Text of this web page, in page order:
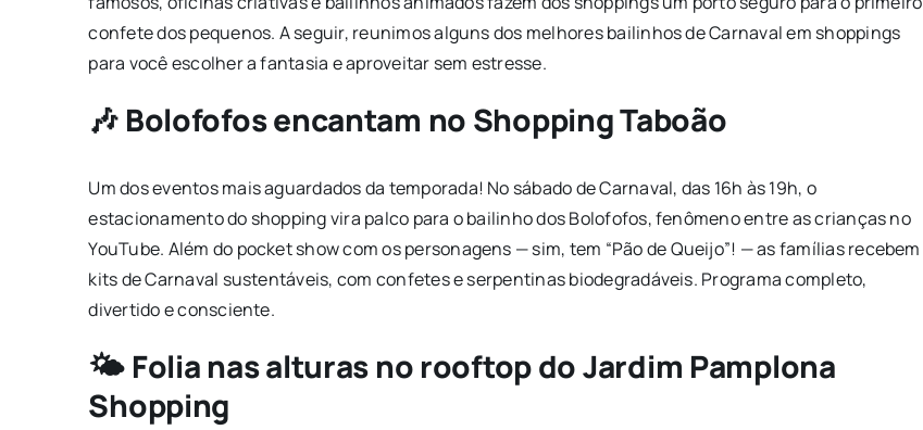
confete dos pequenos. A seguir, reunimos alguns dos melhores bailinhos de Carnaval em shoppings
para você escolher a fantasia e aproveitar sem estresse.
🎶 Bolofofos encantam no Shopping Taboão
Um dos eventos mais aguardados da temporada! No sábado de Carnaval, das 16h às 19h, o
estacionamento do shopping vira palco para o bailinho dos Bolofofos, fenômeno entre as crianças no
YouTube. Além do pocket show com os personagens — sim, tem “Pão de Queijo”! — as famílias recebem
kits de Carnaval sustentáveis, com confetes e serpentinas biodegradáveis. Programa completo,
divertido e consciente.
🌤️ Folia nas alturas no rooftop do Jardim Pamplona
Shopping